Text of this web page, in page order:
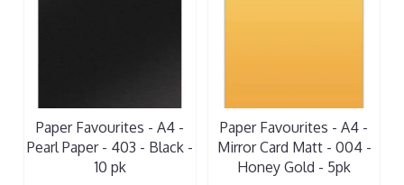
Paper Favourites - A4 -
Pearl Paper - 403 - Black -
10 pk
Paper Favourites - A4 -
Mirror Card Matt - 004 -
Honey Gold - 5pk